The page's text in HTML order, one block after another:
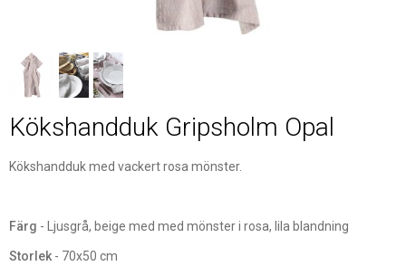
Kökshandduk Gripsholm Opal
Kökshandduk med vackert rosa mönster.
Färg - Ljusgrå, beige med med mönster i rosa, lila blandning
Storlek - 70x50 cm